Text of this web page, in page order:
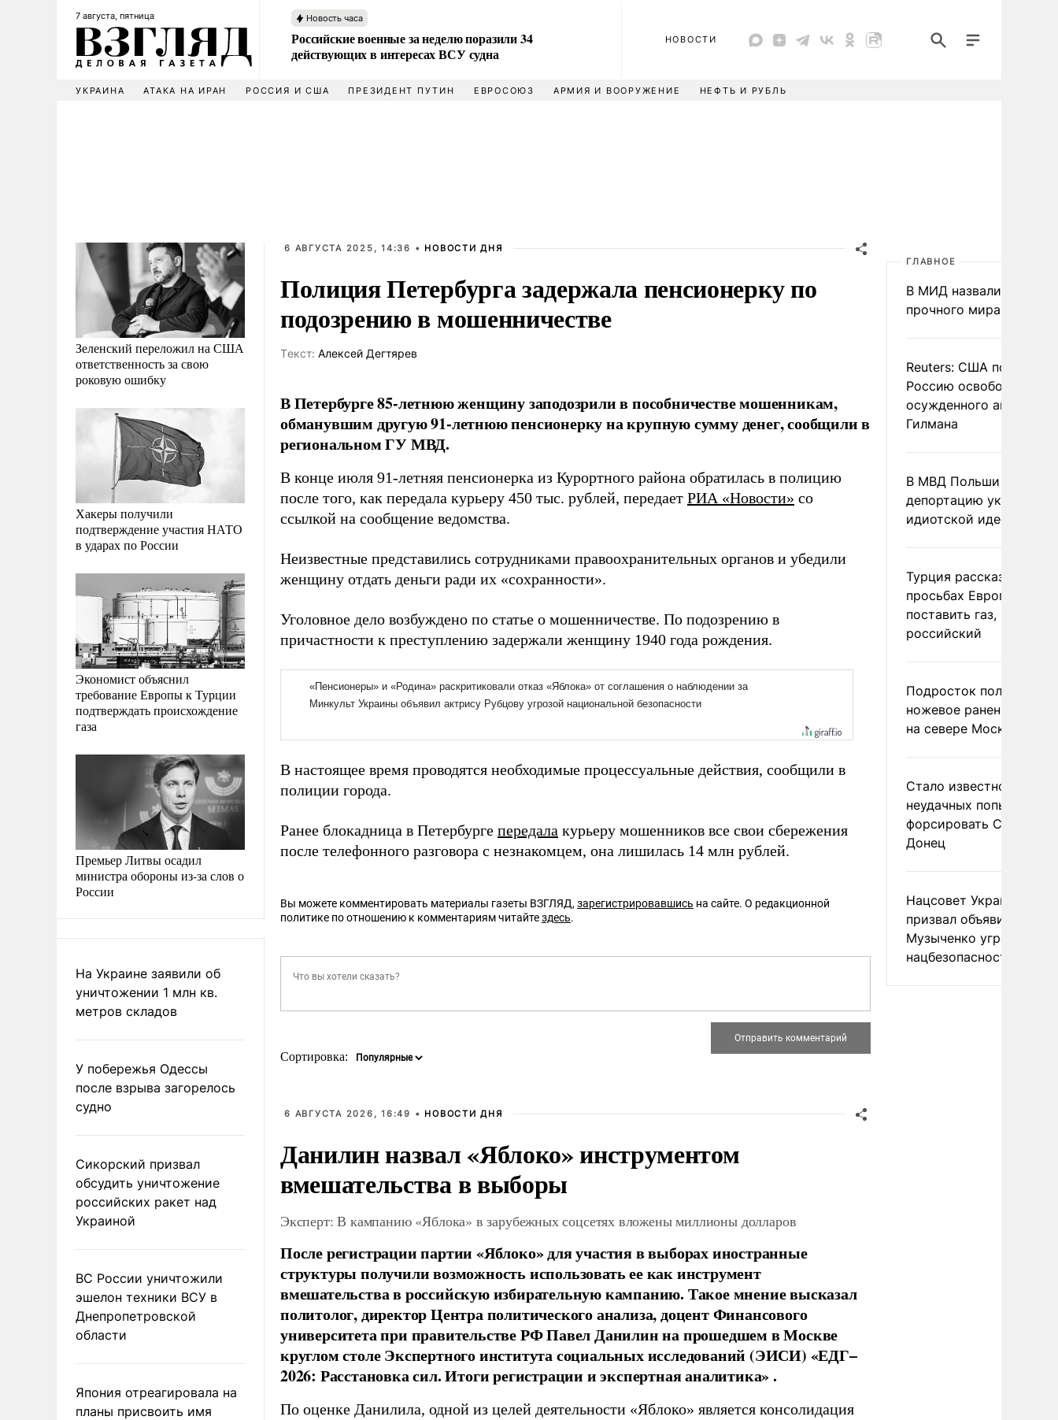
7 августа, пятница Новость часа
Российские военные за неделю поразили 34
действующих в интересах ВСУ судна
НОВОСТИ
УКРАИНА АТАКА НА ИРАН РОССИЯ И США ПРЕЗИДЕНТ ПУТИН ЕВРОСОЮЗ АРМИЯ И ВООРУЖЕНИЕ НЕФТЬ И РУБЛЬ
Зеленский переложил на США
ответственность за свою
роковую ошибку
Хакеры получили
подтверждение участия НАТО
в ударах по России
Экономист объяснил
требование Европы к Турции
подтверждать происхождение
газа
Премьер Литвы осадил
министра обороны из-за слов о
России
На Украине заявили об
уничтожении 1 млн кв.
метров складов
У побережья Одессы
после взрыва загорелось
судно
Сикорский призвал
обсудить уничтожение
российских ракет над
Украиной
ВС России уничтожили
эшелон техники ВСУ в
Днепропетровской
области
Япония отреагировала на
планы присвоить имя
6 АВГУСТА 2025, 14:36 • НОВОСТИ ДНЯ
Полиция Петербурга задержала пенсионерку по
подозрению в мошенничестве
Tекст: Алексей Дегтярев
В Петербурге 85-летнюю женщину заподозрили в пособничестве мошенникам,
обманувшим другую 91-летнюю пенсионерку на крупную сумму денег, сообщили в
региональном ГУ МВД.
В конце июля 91-летняя пенсионерка из Курортного района обратилась в полицию
после того, как передала курьеру 450 тыс. рублей, передает РИА «Новости» со
ссылкой на сообщение ведомства.
Неизвестные представились сотрудниками правоохранительных органов и убедили
женщину отдать деньги ради их «сохранности».
Уголовное дело возбуждено по статье о мошенничестве. По подозрению в
причастности к преступлению задержали женщину 1940 года рождения.
В настоящее время проводятся необходимые процессуальные действия, сообщили в
полиции города.
Ранее блокадница в Петербурге передала курьеру мошенников все свои сбережения
после телефонного разговора с незнакомцем, она лишилась 14 млн рублей.
Вы можете комментировать материалы газеты ВЗГЛЯД, зарегистрировавшись на сайте. О редакционной
политике по отношению к комментариям читайтездесь.
Сортировка:
6 АВГУСТА 2026, 16:49 • НОВОСТИ ДНЯ
Данилин назвал «Яблоко» инструментом
вмешательства в выборы
Эксперт: В кампанию «Яблока» в зарубежных соцсетях вложены миллионы долларов
После регистрации партии «Яблоко» для участия в выборах иностранные
структуры получили возможность использовать ее как инструмент
вмешательства в российскую избирательную кампанию. Такое мнение высказал
политолог, директор Центра политического анализа, доцент Финансового
университета при правительстве РФ Павел Данилин на прошедшем в Москве
круглом столе Экспертного института социальных исследований (ЭИСИ) «ЕДГ–
2026: Расстановка сил. Итоги регистрации и экспертная аналитика» .
По оценке Данилила, одной из целей деятельности «Яблоко» является консолидация
ГЛАВНОЕ
В МИД назвали условия
прочного мира на
Reuters: США
Россию освободить
осужденного
Гилмана
В МВД Польши назвали
депортацию украинцев
идиотской идеей
Турция рассказала о
просьбах Европы
поставить газ, но не
российский
Подросток получил
ножевое ранение в
на севере Москвы
Стало известно о
неудачных попытках
форсировать
Донец
Нацсовет Украины по
призвал объявить
Музыченко угрозой
нацбезопасности